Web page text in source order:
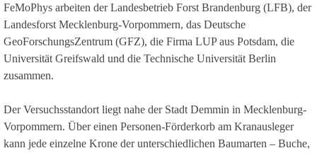
FeMoPhys arbeiten der Landesbetrieb Forst Brandenburg (LFB), der
Landesforst Mecklenburg-Vorpommern, das Deutsche
GeoForschungsZentrum (GFZ), die Firma LUP aus Potsdam, die
Universität Greifswald und die Technische Universität Berlin
zusammen.
Der Versuchsstandort liegt nahe der Stadt Demmin in Mecklenburg-
Vorpommern. Über einen Personen-Förderkorb am Kranausleger
kann jede einzelne Krone der unterschiedlichen Baumarten – Buche,